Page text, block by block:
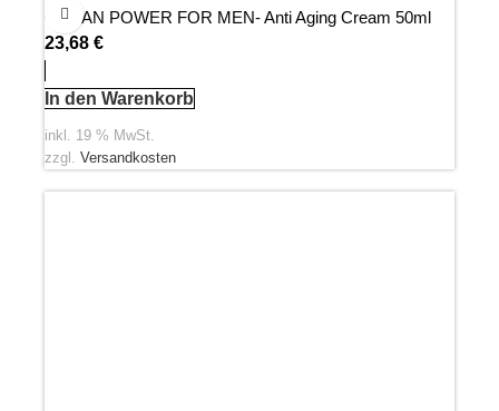
OCEAN POWER FOR MEN- Anti Aging Cream 50ml
23,68 €
In den Warenkorb
inkl. 19 % MwSt.
zzgl. Versandkosten